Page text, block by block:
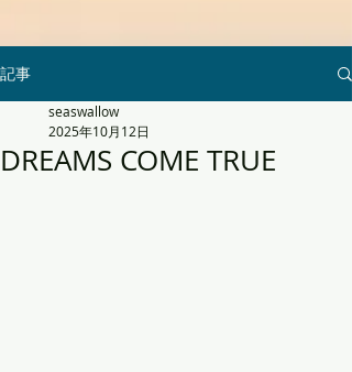
記事
DREAMS COME TRUE
seaswallow
2025年10月12日